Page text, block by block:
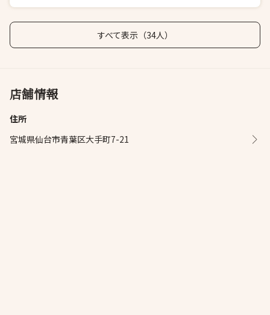
すべて表示（34人）
店舗情報
住所
宮城県仙台市青葉区大手町7-21